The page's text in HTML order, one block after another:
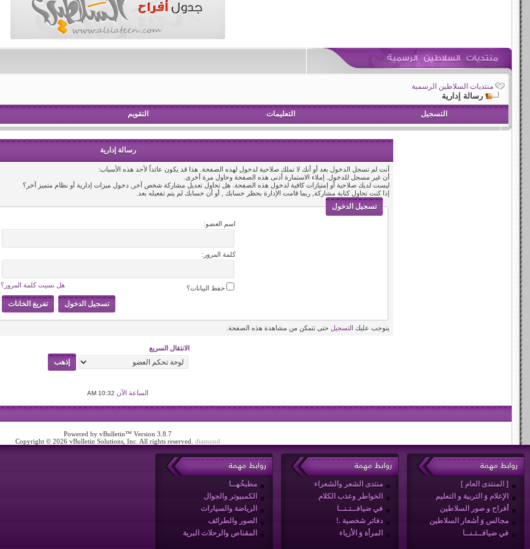
منتديات السلاطين الرسمية
رسالة إدارية
التسجيل التعليمات التقويم
رسالة إدارية
أنت لم تسجل الدخول بعد أو أنك لا تملك صلاحية لدخول لهذه الصفحة. هذا قد يكون عائداً لأحد هذه الأسباب:
أن غير مسجل للدخول. إملاء الاستمارة أدنى هذه الصفحة وحاول مرة أخرى.
ليست لديك صلاحية أو إمتيازات كافية لدخول هذه الصفحة. هل تحاول تعديل مشاركة شخص آخر, دخول ميزات إدارية أو نظام متميز آخر؟
إذا كنت تحاول كتابة مشاركة, ربما قامت الإدارة بحظر حسابك , أو أن حسابك لم يتم تفعيله بعد.
تسجيل الدخول
اسم العضو:
كلمة المرور:
هل نسيت كلمة المرور؟ حفظ البيانات؟
يتوجب عليك التسجيل حتى تتمكن من مشاهدة هذه الصفحة.
الانتقال السريع
الساعة الآن 10:32 AM
Powered by vBulletin™ Version 3.8.7
Copyright © 2026 vBulletin Solutions, Inc. All rights reserved. diamond
روابط مهمة
[ المنتدى العام ]
الإعلام وَ التربية و التعليم
أفراح و صور السلاطين
مجالس وَ أشعار السلاطين
في ضيافــتـنــا
روابط مهمة
منتدى الشعر والشعراء
الخواطر وعذب الكلام
في ضيافــتـنــا
دفاتر شخصية .!
المرأة وَ الأزياء
روابط مهمة
مطبخُهــا
الكمبيوتر والجوال
الرياضة والسيارات
الصور والطرائف
المقناص والرحلات البرية